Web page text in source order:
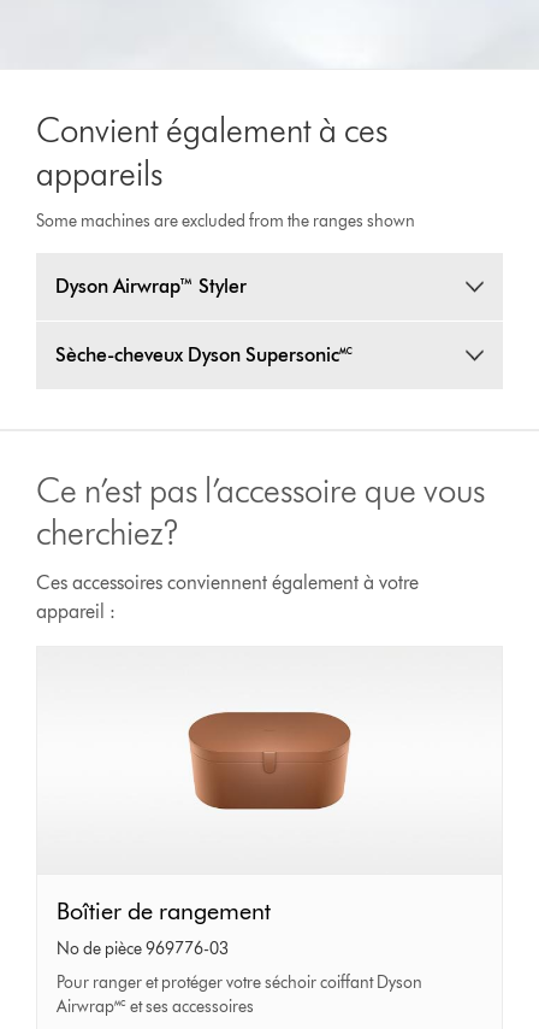
Convient également à ces
appareils
Some machines are excluded from the ranges shown
Dyson Airwrap™ Styler
Sèche-cheveux Dyson Supersonic🅪
Ce n’est pas l’accessoire que vous
cherchiez?
Ces accessoires conviennent également à votre
appareil :
Boîtier
de
rangement
Boîtier de rangement
No de pièce 969776-03
Pour ranger et protéger votre séchoir coiffant Dyson
Airwrap🅪 et ses accessoires